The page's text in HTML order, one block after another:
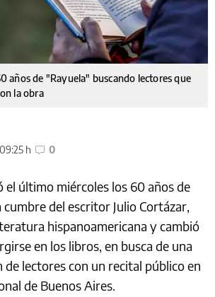
años de "Rayuela" buscando lectores que
la obra
09:25 h 0
último miércoles los 60 años de
cumbre del escritor Julio Cortázar,
hispanoamericana y cambió
en los libros, en busca de una
de lectores con un recital público en
de Buenos Aires.